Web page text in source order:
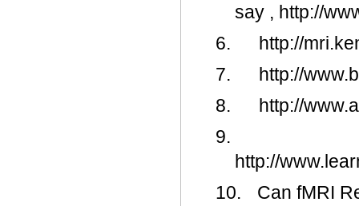
say , http://
6.
http://
7.
http://
8.
http://
9.
http://
10.
Can fMRI